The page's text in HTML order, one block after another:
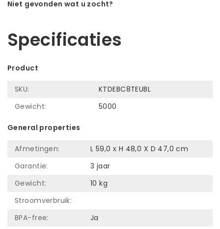
Niet gevonden wat u zocht?
Specificaties
Product
SKU:
KTDEBC8TEUBL
Gewicht:
5000
General properties
Afmetingen:
L 59,0 x H 48,0 X D 47,0 cm
Garantie:
3 jaar
Gewicht:
10 kg
Stroomverbruik:
BPA-free:
Ja